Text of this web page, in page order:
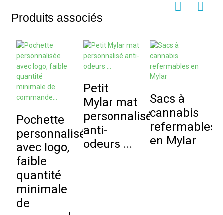
Produits associés
Pochette
personnalisée
avec logo,
faible
quantité
minimale
de
Petit
Mylar mat
personnalisé
anti-
odeurs ...
Sacs à
cannabis
refermables
en Mylar